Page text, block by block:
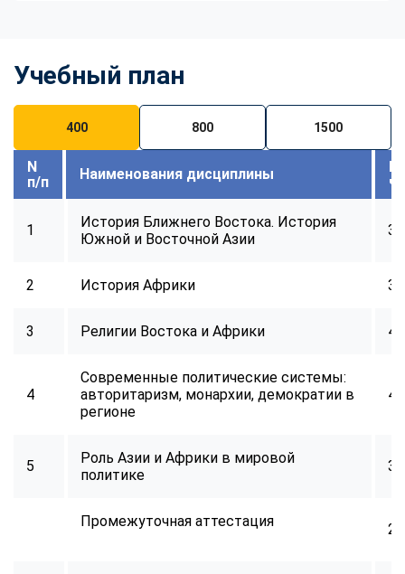
Учебный план
400 800 1500
N
п/п
Наименования дисциплины
1
История Ближнего Востока. История
Южной и Восточной Азии
32
2 История Африки 32
3 Религии Востока и Африки 40
4
Современные политические системы:
авторитаризм, монархии, демократии в
регионе
40
5
Роль Азии и Африки в мировой
политике
32
Промежуточная аттестация 2